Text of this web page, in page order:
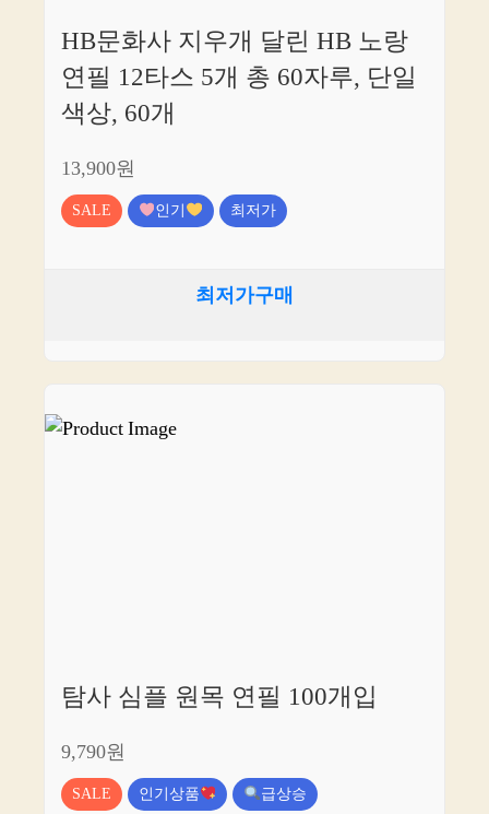
요
HB문화사 지우개 달린 HB 노랑
연필 12타스 5개 총 60자루, 단일
색상, 60개
13,900원
SALE 인기 최저가
최저가구매
탐사 심플 원목 연필 100개입
9,790원
SALE 인기상품 급상승